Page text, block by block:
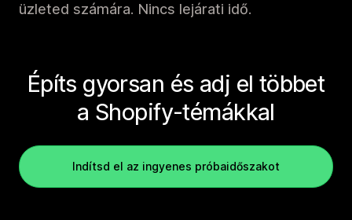
üzleted számára. Nincs lejárati idő.
Építs gyorsan és adj el többet
a Shopify-témákkal
Indítsd el az ingyenes próbaidőszakot